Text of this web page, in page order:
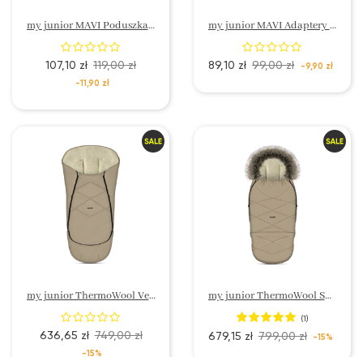
my junior MAVI Poduszka ergonomiczna
107,10 zł 119,00 zł
-11,90 zł
my junior MAVI Adaptery do wózka
89,10 zł 99,00 zł -9,90 zł
my junior ThermoWool Velora 3w1 Śpiworek
636,65 zł 749,00 zł
-15%
my junior ThermoWool Snøheim 4w1 Śpiworek
(1)
679,15 zł 799,00 zł -15%